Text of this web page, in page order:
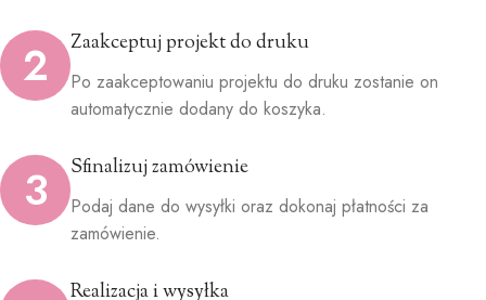
2 Zaakceptuj projekt do druku
Po zaakceptowaniu projektu do druku zostanie on
automatycznie dodany do koszyka.
3 Sfinalizuj zamówienie
Podaj dane do wysyłki oraz dokonaj płatności za
zamówienie.
Realizacja i wysyłka